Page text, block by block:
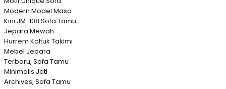
Modern Model Masa
Kini JM-108 Sofa Tamu
Jepara Mewah
Hurrem Koltuk Takimi
Mebel Jepara
Terbaru, Sofa Tamu
Minimalis Jati
Archives, Sofa Tamu